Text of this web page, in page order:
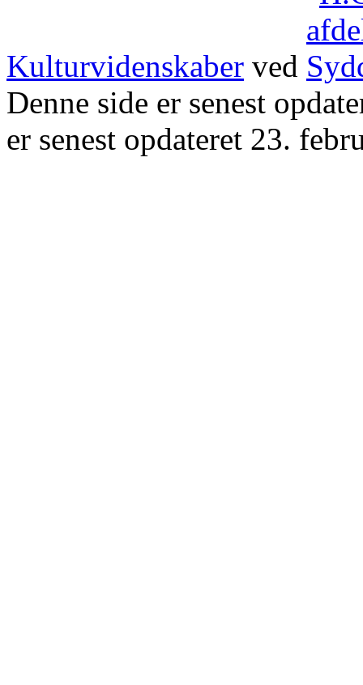
Kulturvidenskaber ved
Denne side er senest
er senest opdateret 23.